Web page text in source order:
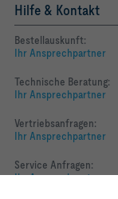
Hilfe & Kontakt
Bestellauskunft:
Ihr Ansprechpartner
Technische Beratung:
Ihr Ansprechpartner
Vertriebsanfragen:
Ihr Ansprechpartner
Service Anfragen:
Ihr Ansprechpartner